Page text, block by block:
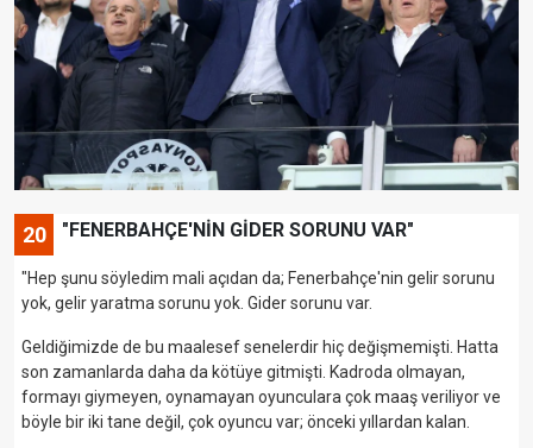
20 "FENERBAHÇE'NİN GİDER SORUNU VAR"
"Hep şunu söyledim mali açıdan da; Fenerbahçe'nin gelir sorunu
yok, gelir yaratma sorunu yok. Gider sorunu var.
Geldiğimizde de bu maalesef senelerdir hiç değişmemişti. Hatta
son zamanlarda daha da kötüye gitmişti. Kadroda olmayan,
formayı giymeyen, oynamayan oyunculara çok maaş veriliyor ve
böyle bir iki tane değil, çok oyuncu var; önceki yıllardan kalan.